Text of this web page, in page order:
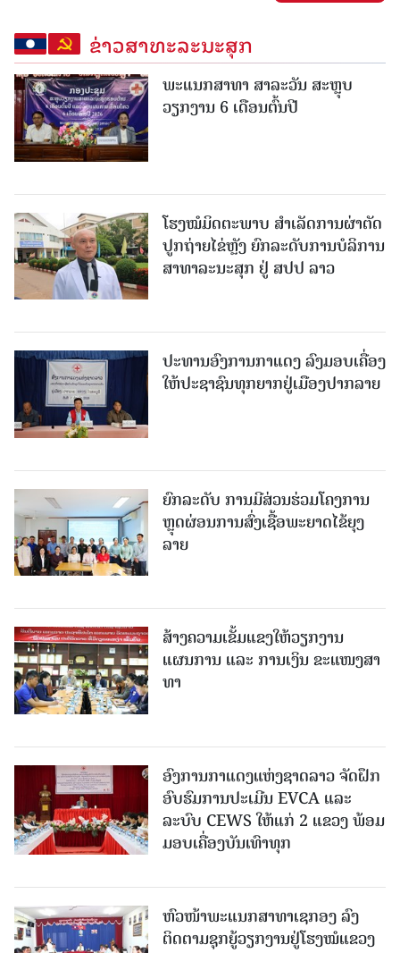
ຂ່າວສາທະລະນະສຸກ
ພະແນກສາທາ ສາລະວັນ ສະຫຼຸບ
ວຽກງານ 6 ເດືອນຕົ້ນປີ
ໂຮງໝໍມິດຕະພາບ ສໍາເລັດການຜ່າຕັດ
ປູກຖ່າຍໄຂ່ຫຼັງ ຍົກລະດັບການບໍລິການ
ສາທາລະນະສຸກ ຢູ່ ສປປ ລາວ
ປະທານອົງການກາແດງ ລົງມອບເຄື່ອງ
ໃຫ້ປະຊາຊົນທຸກຍາກຢູ່ເມືອງປາກລາຍ
ຍົກລະດັບ ການມີສ່ວນຮ່ວມໂຄງການ
ຫຼຸດຜ່ອນການສົ່ງເຊື້ອພະຍາດໄຂ້ຍຸງ
ລາຍ
ສ້າງຄວາມເຂັ້ມແຂງໃຫ້ວຽກງານ
ແຜນການ ແລະ ການເງິນ ຂະແໜງສາ
ທາ
ອົງການກາແດງແຫ່ງຊາດລາວ ຈັດຝຶກ
ອົບຮົມການປະເມີນ EVCA ແລະ
ລະບົບ CEWS ໃຫ້ແກ່ 2 ແຂວງ ພ້ອມ
ມອບເຄື່ອງບັນເທົາທຸກ
ຫົວໜ້າພະແນກສາທາເຊກອງ ລົງ
ຕິດຕາມຊຸກຍູ້ວຽກງານຢູ່ໂຮງໝໍແຂວງ